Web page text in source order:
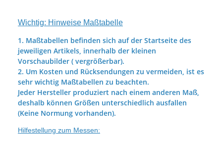
Wichtig: Hinweise Maßtabelle
1. Maßtabellen befinden sich auf der Startseite des
jeweiligen Artikels, innerhalb der kleinen
Vorschaubilder ( vergrößerbar).
2. Um Kosten und Rücksendungen zu vermeiden, ist es
sehr wichtig Maßtabellen zu beachten.
Jeder Hersteller produziert nach einem anderen Maß,
deshalb können Größen unterschiedlich ausfallen
(Keine Normung vorhanden).
Hilfestellung zum Messen: